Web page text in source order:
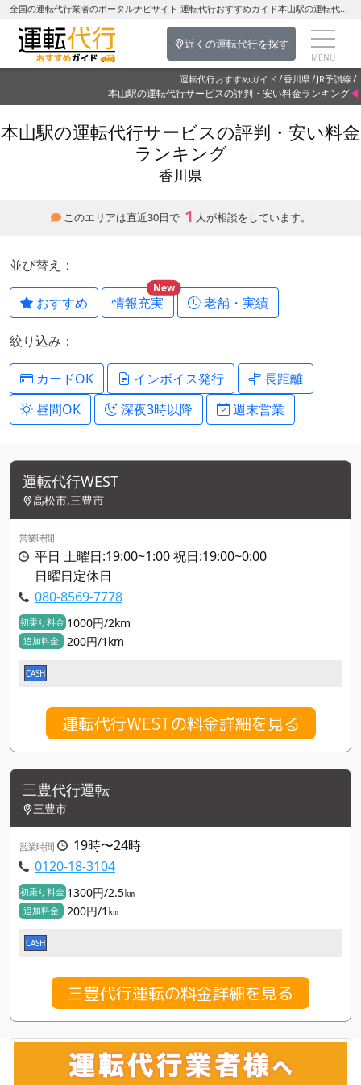
全国の運転代行業者のポータルナビサイト 運転代行おすすめガイド本山駅の運転代行を探す-香川県の運転代行
近くの運転代行を探す
運転代行おすすめガイド 香川県 JR予讃線
本山駅の運転代行サービスの評判・安い料金ランキング
本山駅の運転代行サービスの評判・安い料金
ランキング
香川県
このエリアは直近30日で 1 人が相談をしています。
並び替え：
おすすめ 情報充実
New
老舗・実績
絞り込み：
カードOK インボイス発行
長距離
昼間OK
深夜3時以降 週末営業
運転代行WEST
高松市,三豊市
営業時間
平日 土曜日:19:00~1:00 祝日:19:00~0:00
日曜日定休日
080-8569-7778
初乗り料金 1000円/2km
追加料金 200円/1km
CASH
運転代行WESTの料金詳細を見る
三豊代行運転
三豊市
営業時間
19時〜24時
0120-18-3104
初乗り料金 1300円/2.5㎞
追加料金 200円/1㎞
CASH
三豊代行運転の料金詳細を見る